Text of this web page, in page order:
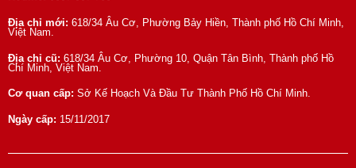
Địa chỉ mới: 618/34 Âu Cơ, Phường Bảy Hiền, Thành phố Hồ Chí Minh,
Việt Nam.
Địa chỉ cũ: 618/34 Âu Cơ, Phường 10, Quận Tân Bình, Thành phố Hồ
Chí Minh, Việt Nam.
Cơ quan cấp: Sở Kế Hoạch Và Đầu Tư Thành Phố Hồ Chí Minh.
Ngày cấp: 15/11/2017